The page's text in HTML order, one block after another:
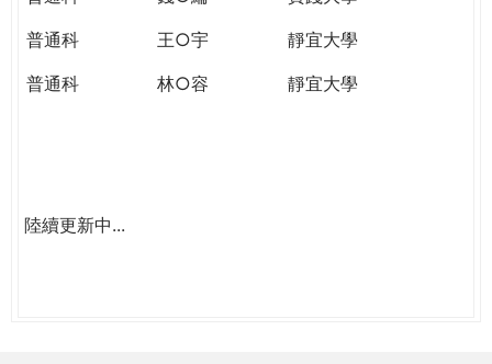
普通科
王○宇
靜宜大學
普通科
林○容 靜宜大學
陸續更新中...